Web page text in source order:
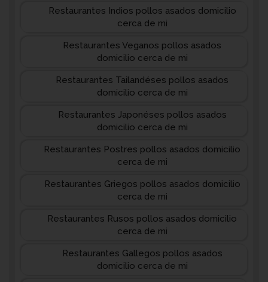
Restaurantes Indios pollos asados domicilio
cerca de mi
Restaurantes Veganos pollos asados
domicilio cerca de mi
Restaurantes Tailandéses pollos asados
domicilio cerca de mi
Restaurantes Japonéses pollos asados
domicilio cerca de mi
Restaurantes Postres pollos asados domicilio
cerca de mi
Restaurantes Griegos pollos asados domicilio
cerca de mi
Restaurantes Rusos pollos asados domicilio
cerca de mi
Restaurantes Gallegos pollos asados
domicilio cerca de mi